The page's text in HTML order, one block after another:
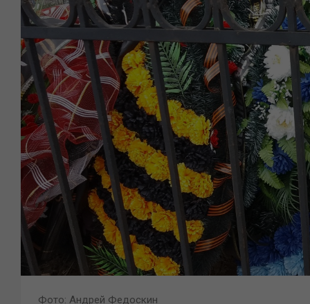
Фото: Андрей Федоскин